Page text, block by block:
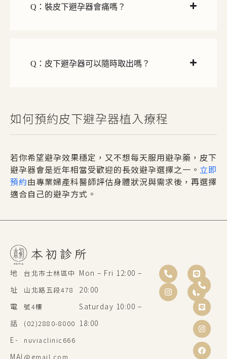
Q：裝皮下避孕器會痛嗎？
Q：皮下避孕器可以隨時取出嗎？
如何預約皮下避孕器植入療程
若你希望避孕效果穩定，又不想每天服用避孕藥，皮下
避孕器會是近年相當受歡迎的長效避孕選擇之一。 立即
預約由專業婦產科醫師評估身體狀況與需求後，再選擇
適合自己的避孕方式。
地
址
電
話
E-
MAI
台北市士林區中
山北路五段478
號4樓
(02)2880-8000
nuviaclinic666
@gmail.com
Mon – Fri 12:00 –
20:00
Saturday 10:00 –
18:00